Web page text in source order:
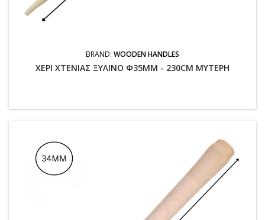
BRAND: WOODEN HANDLES
ΧΕΡΙ ΧΤΕΝΙΑΣ ΞΥΛΙΝΟ Φ35MM - 230CM ΜΥΤΕΡΗ